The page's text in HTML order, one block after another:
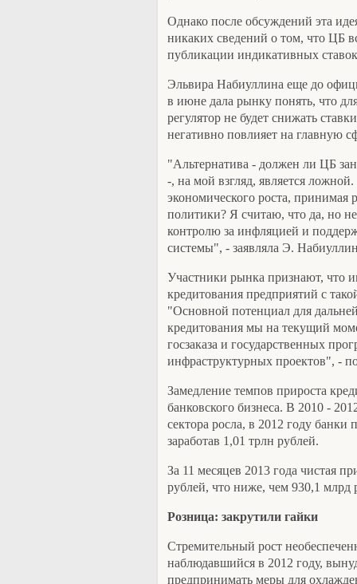
Однако после обсуждений эта
никаких сведений о том, что ЦБ
публикации индикативных
Эльвира Набиуллина еще до
в июне дала рынку понять, что
регулятор не будет снижать
негативно повлияет на главную
"Альтернатива - должен ли ЦБ
-, на мой взгляд, является
экономического роста,
политики? Я считаю, что да, но
контролю за инфляцией и
системы", - заявляла Э.
Участники рынка признают, что
кредитования предприятий с
"Основной потенциал для
кредитования мы на текущий
госзаказа и государственных
инфраструктурных проектов", -
Замедление темпов прироста
банковского бизнеса. В 2010 -
сектора росла, в 2012 году
заработав 1,01 трлн рублей.
За 11 месяцев 2013 года чистая
рублей, что ниже, чем 930,1 млрд
Розница: закрутили гайки
Стремительный рост
наблюдавшийся в 2012 году,
предпринимать меры для